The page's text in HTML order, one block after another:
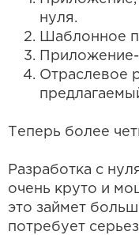
нуля.
Шаблонное
Отраслевое
Теперь более
Разработка с
очень круто и
это займет
потребует